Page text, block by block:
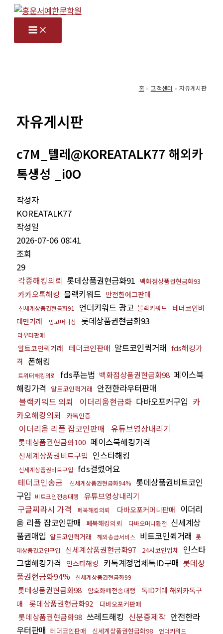
홈 고객센터 자유게시판
자유게시판
c7M_텔레@KOREATALK77 해외카
톡생성 _i0O
작성자
KOREATALK77
작성일
2026-07-06 08:41
조회
29
각종해킹의뢰 롯데상품권현금화91 백화점상품권현금화93
카카오톡해킹 블랙키워드 안전한에그판매
신세계상품권현금화91 언더키워드 광고 블랙키워드
테더코인비
대면거래
망고머니상 롯데상품권현금화93
라우터판매
알트코인퀵거래 테더코인판매 알트코인퀵거래 fds해킹가
격 폰해킹
트위터해킹의뢰 fds푸는법 백화점상품권현금화98 페이스북
해킹가격
알트코인퀵거래 안전한라우터판매
블랙키워드 의뢰
이더리움현금화 다바오포커구입 카
카오해킹의뢰
카톡인증
이더리움 리플 잡코인판매 유튜브영상내리기
롯데상품권현금화100 페이스북해킹가격
신세계상품권비트구입 인스타해킹
신세계상품권비트구입 fds걸렸어요
테더코인송금
신세계상품권현금화94%
롯데상품권비트코인
구입 비트코인전송대행 유튜브영상내리기
구글찌라시 가격 페북해킹의뢰 다바오포커머니판매 이더리
움 리플 잡코인판매
페북해킹의뢰 다바오머니환전 신세계상
품권매입 알트코인퀵거래 해외송금서비스 비트코인퀵거래 롯
데상품권코인구입
신세계상품권현금화97 24시코인업체 인스타
그램해킹가격
인스타해킹 카톡계정업체톡ID구매 롯데상
품권현금화94%
신세계상품권현금화99
롯데상품권현금화98 암호화폐전송대행
톡ID거래 해외카톡구
매
롯데상품권현금화92 다바오포커판매
롯데상품권현금화98 쓰레드해킹 신분증제작 안전한라
우터판매 테더코인판매 신세계상품권현금화98
언더키워드